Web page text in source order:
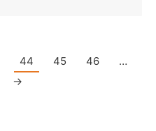
44 45 46
…
→